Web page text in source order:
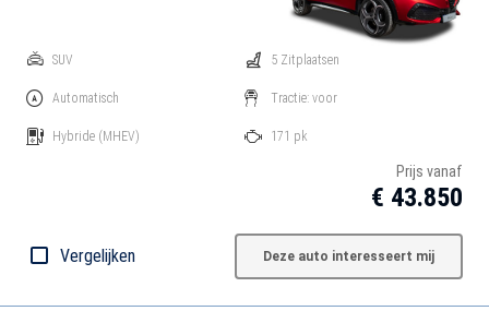
SUV
Automatisch
Hybride (MHEV)
5 Zitplaatsen
Tractie: voor
171 pk
Prijs vanaf
€ 43.850
Vergelijken Deze auto interesseert mij